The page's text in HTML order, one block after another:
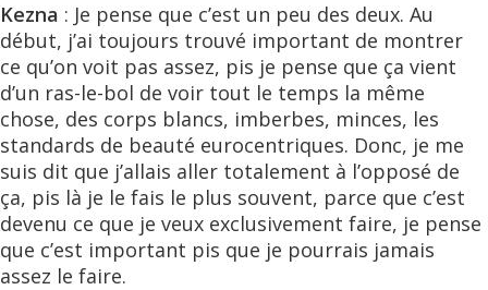
Kezna : Je pense que c’est un peu des deux. Au
début, j’ai toujours trouvé important de montrer
ce qu’on voit pas assez, pis je pense que ça vient
d’un ras-le-bol de voir tout le temps la même
chose, des corps blancs, imberbes, minces, les
standards de beauté eurocentriques. Donc, je me
suis dit que j’allais aller totalement à l’opposé de
ça, pis là je le fais le plus souvent, parce que c’est
devenu ce que je veux exclusivement faire, je pense
que c’est important pis que je pourrais jamais
assez le faire.